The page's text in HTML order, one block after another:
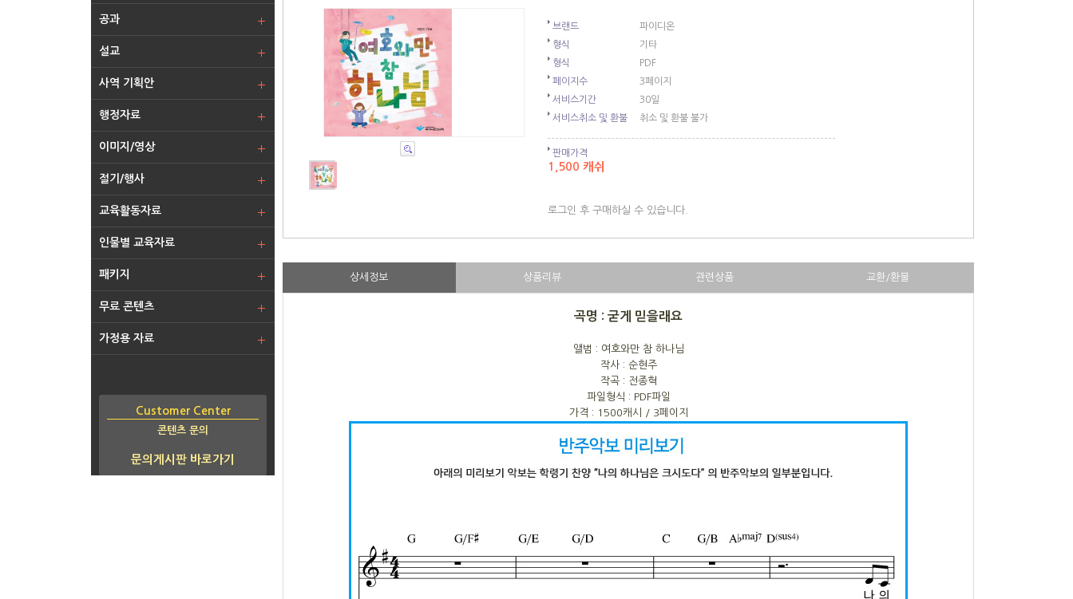
공과
설교
사역 기획안
행정자료
이미지/영상
절기/행사
교육활동자료
인물별 교육자료
패키지
무료 콘텐츠
가정용 자료
Customer Center
콘텐츠 문의
문의게시판 바로가기
브랜드
파이디온
형식
기타
형식
PDF
페이지수
3페이지
서비스기간
30일
서비스취소 및 환불
취소 및 환불 불가
판매가격
1,500 캐쉬
로그인 후 구매하실 수 있습니다.
상세정보 상품리뷰 관련상품 교환/환불
곡명 : 굳게 믿을래요
앨범 : 여호와만 참 하나님
작사 : 순현주
작곡 : 전종혁
파일형식 : PDF파일
가격 : 1500캐시 / 3페이지